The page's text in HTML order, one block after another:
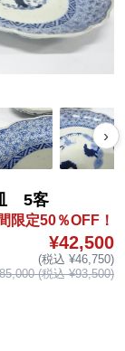
›
5客
限定50％OFF！
¥42,500
(税込 ¥46,750)
(税込 ¥93,500)